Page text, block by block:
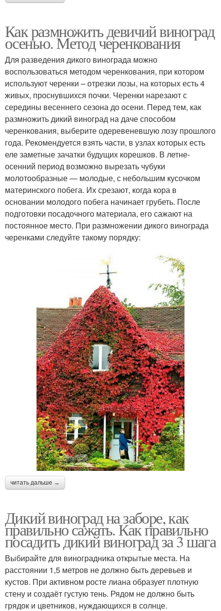
Как размножить девичий виноград
осенью. Метод черенкования
Для разведения дикого винограда можно
воспользоваться методом черенкования, при котором
используют черенки – отрезки лозы, на которых есть 4
живых, проснувшихся почки. Черенки нарезают с
середины весеннего сезона до осени. Перед тем, как
размножить дикий виноград на даче способом
черенкования, выберите одеревеневшую лозу прошлого
года. Рекомендуется взять части, в узлах которых есть
еле заметные зачатки будущих корешков. В летне-
осенний период возможно вырезать чубуки
молотообразные — молодые, с небольшим кусочком
материнского побега. Их срезают, когда кора в
основании молодого побега начинает грубеть. После
подготовки посадочного материала, его сажают на
постоянное место. При размножении дикого винограда
черенками следуйте такому порядку:
читать дальше →
Дикий виноград на заборе, как
правильно сажать. Как правильно
посадить дикий виноград за 3 шага
Выбирайте для виноградника открытые места. На
расстоянии 1,5 метров не должно быть деревьев и
кустов. При активном росте лиана образует плотную
стену и создаёт густую тень. Рядом не должно быть
грядок и цветников, нуждающихся в солнце.